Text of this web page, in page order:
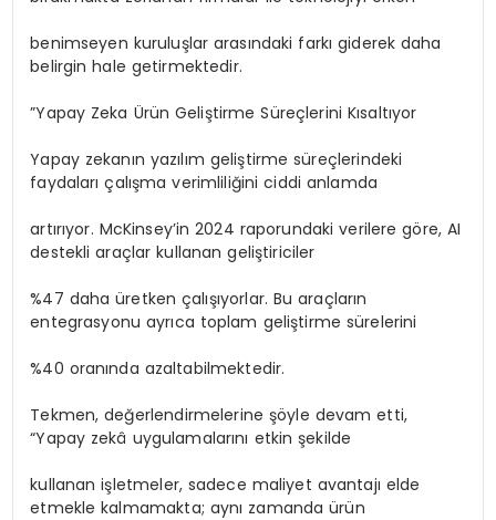
benimseyen kuruluşlar arasındaki farkı giderek daha
belirgin hale getirmektedir.
”Yapay Zeka Ürün Geliştirme Süreçlerini Kısaltıyor
Yapay zekanın yazılım geliştirme süreçlerindeki
faydaları çalışma verimliliğini ciddi anlamda
artırıyor. McKinsey’in 2024 raporundaki verilere göre, AI
destekli araçlar kullanan geliştiriciler
%47 daha üretken çalışıyorlar. Bu araçların
entegrasyonu ayrıca toplam geliştirme sürelerini
%40 oranında azaltabilmektedir.
Tekmen, değerlendirmelerine şöyle devam etti,
“Yapay zekâ uygulamalarını etkin şekilde
kullanan işletmeler, sadece maliyet avantajı elde
etmekle kalmamakta; aynı zamanda ürün